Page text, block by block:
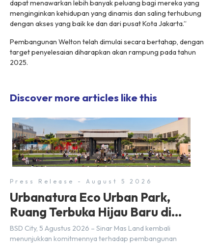
dapat menawarkan lebih banyak peluang bagi mereka yang
menginginkan kehidupan yang dinamis dan saling terhubung
dengan akses yang baik ke dan dari pusat Kota Jakarta.”
Pembangunan Welton telah dimulai secara bertahap, dengan
target penyelesaian diharapkan akan rampung pada tahun
2025.
Discover more articles like this
Press Release - August 5 2026
Urbanatura Eco Urban Park,
Ruang Terbuka Hijau Baru di
BSD City
BSD City, 5 Agustus 2026 – Sinar Mas Land kembali
menunjukkan komitmennya terhadap pembangunan